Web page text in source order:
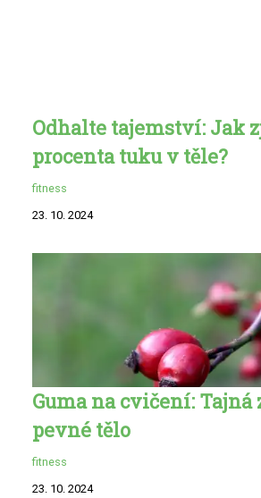
Odhalte tajemství: Jak
procenta tuku v těle?
fitness
23. 10. 2024
Guma na cvičení: Tajná
pevné tělo
fitness
23. 10. 2024